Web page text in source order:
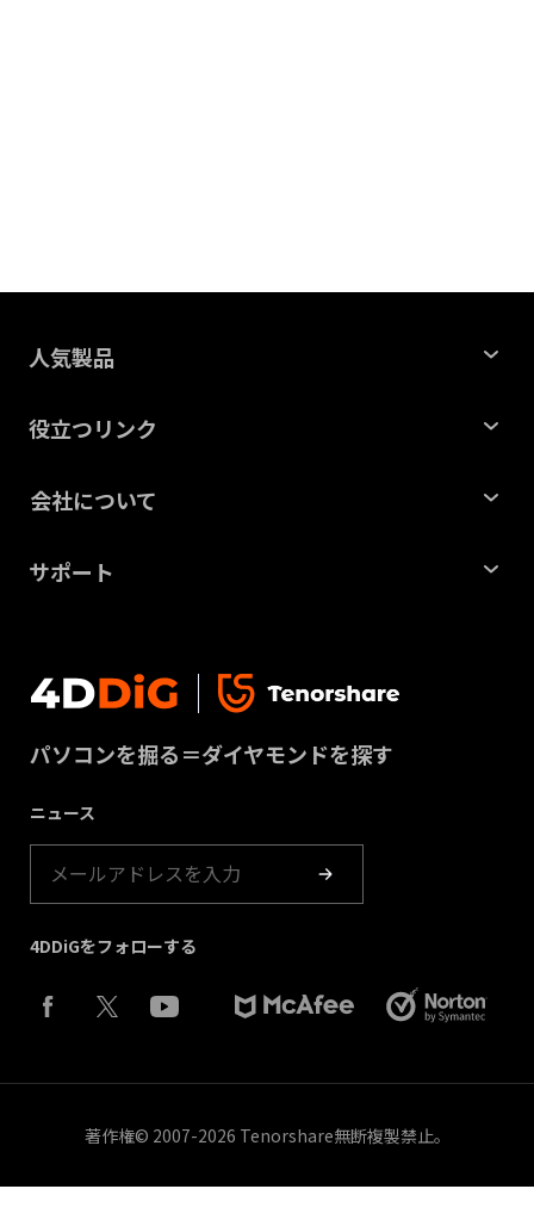
人気製品
Windows データ復元
ファイル修復
パーティション管理ツール
Windowsバックアップツール
役立つリンク
記事一覧
SDカード復元
動画修復
会社について
会社概要
利用規約
クッキーポリシー（更新）
サポート
お問い合わせ
製品ガイド
パソコンを掘る＝ダイヤモンドを探す
ニュース
4DDiGをフォローする
著作権©︎ 2007-2026 Tenorshare無断複製禁止。